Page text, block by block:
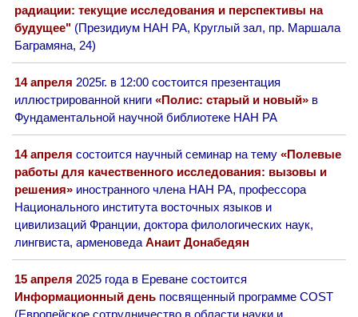
радиации: текущие исследования и перспективы на
будущее" (Президиум НАН РА, Круглый зал, пр. Маршала
Баграмяна, 24)
14 апреля 2025г. в 12:00 состоится презентация
иллюстрированной книги «Полис: старый и новый» в
Фундаментальной научной библиотеке НАН РА
14 апреля состоится научный семинар на тему «Полевые
работы для качественного исследования: вызовы и
решения» иностранного члена НАН РА, профессора
Национального института восточных языков и
цивилизаций Франции, доктора филологических наук,
лингвиста, арменоведа Анаит Донабедян
15 апреля 2025 года в Ереване состоится
Информационный день посвященный программе COST